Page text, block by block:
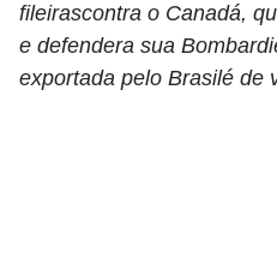
fileirascontra o Canadá,
e defendera sua
exportada pelo Brasilé de